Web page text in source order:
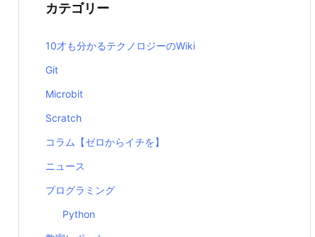
カテゴリー
10才も分かるテクノロジーのWiki
Git
Microbit
Scratch
コラム【ゼロからイチを】
ニュース
プログラミング
Python